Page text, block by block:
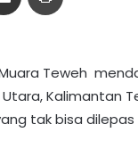
Teweh
Utara,
tak bisa dilepas